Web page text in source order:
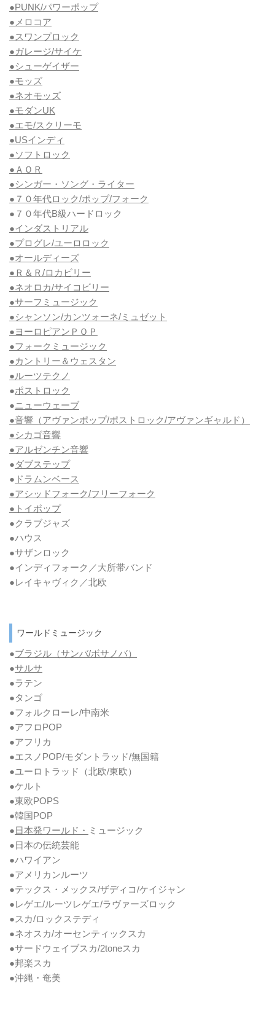
●PUNK/パワーポップ
●メロコア
●スワンプロック
●ガレージ/サイケ
●シューゲイザー
●モッズ
●ネオモッズ
●モダンUK
●エモ/スクリーモ
●USインディ
●ソフトロック
●ＡＯＲ
●シンガー・ソング・ライター
●７０年代ロック/ポップ/フォーク
●７０年代B級ハードロック
●インダストリアル
●プログレ/ユーロロック
●オールディーズ
●Ｒ＆Ｒ/ロカビリー
●ネオロカ/サイコビリー
●サーフミュージック
●シャンソン/カンツォーネ/ミュゼット
●ヨーロピアンＰＯＰ
●フォークミュージック
●カントリー＆ウェスタン
●ルーツテクノ
●ポストロック
●ニューウェーブ
●音響（アヴァンポップ/ポストロック/アヴァンギャルド）
●シカゴ音響
●アルゼンチン音響
●ダブステップ
● ドラムンベース
●アシッドフォーク/フリーフォーク
●トイポップ
●クラブジャズ
●ハウス
●サザンロック
●インディフォーク／大所帯バンド
●レイキャヴィク／北欧
ワールドミュージック
●ブラジル（サンバ/ボサノバ）
●サルサ
●ラテン
●タンゴ
●フォルクローレ/中南米
●アフロPOP
●アフリカ
●エスノPOP/モダントラッド/無国籍
●ユーロトラッド（北欧/東欧）
●ケルト
●東欧POPS
●韓国POP
●日本発ワールド・ ミュージック
●日本の伝統芸能
●ハワイアン
●アメリカンルーツ
●テックス・メックス/ザディコ/ケイジャン
●レゲエ/ルーツレゲエ/ラヴァーズロック
●スカ/ロックステディ
●ネオスカ/オーセンティックスカ
●サードウェイブスカ/2toneスカ
●邦楽スカ
●沖縄・奄美